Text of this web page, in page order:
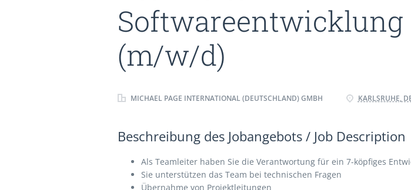
Softwareentwicklung
(m/w/d)
MICHAEL PAGE INTERNATIONAL (DEUTSCHLAND) GMBH KARLSRUHE,
Beschreibung des Jobangebots / Job Description
Als Teamleiter haben Sie die Verantwortung für ein 7-köpfiges
Sie unterstützen das Team bei technischen Fragen
Übernahme von Projektleitungen